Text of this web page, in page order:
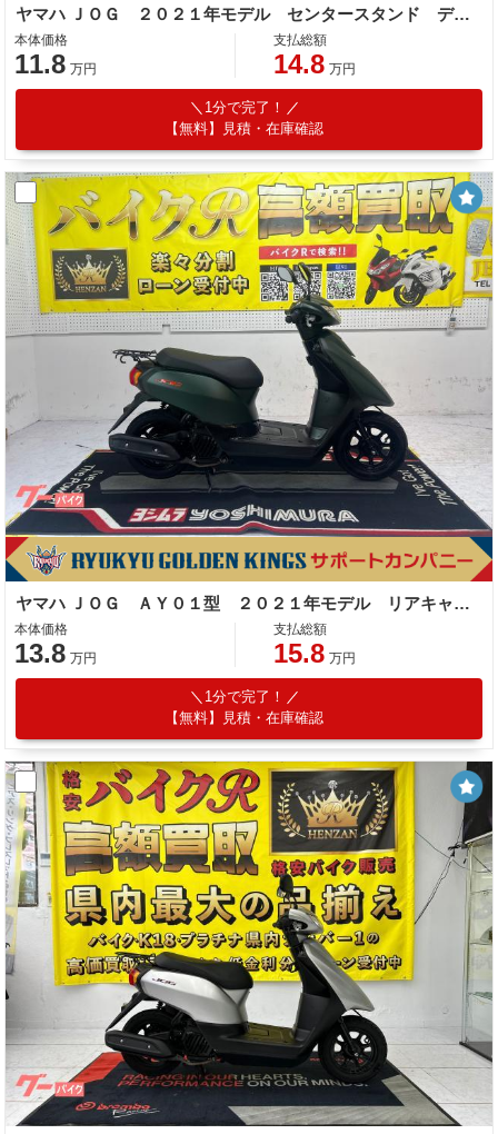
ヤマハ ＪＯＧ ２０２１年モデル センタースタンド デジタルメーター
本体価格
11.8 万円
支払総額
14.8 万円
1分で完了！
【無料】見積・在庫確認
ヤマハ ＪＯＧ ＡＹ０１型 ２０２１年モデル リアキャリア センタースタンド ノーマル車
本体価格
13.8 万円
支払総額
15.8 万円
1分で完了！
【無料】見積・在庫確認